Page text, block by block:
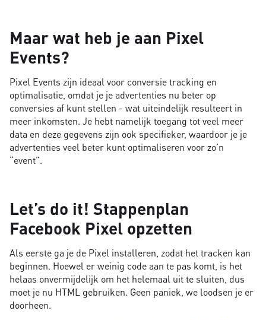
Maar wat heb je aan Pixel
Events?
Pixel Events zijn ideaal voor conversie tracking en
optimalisatie, omdat je je advertenties nu beter op
conversies af kunt stellen - wat uiteindelijk resulteert in
meer inkomsten. Je hebt namelijk toegang tot veel meer
data en deze gegevens zijn ook specifieker, waardoor je je
advertenties veel beter kunt optimaliseren voor zo’n
“event”.
Let’s do it! Stappenplan
Facebook Pixel opzetten
Als eerste ga je de Pixel installeren, zodat het tracken kan
beginnen. Hoewel er weinig code aan te pas komt, is het
helaas onvermijdelijk om het helemaal uit te sluiten, dus
moet je nu HTML gebruiken. Geen paniek, we loodsen je er
doorheen.